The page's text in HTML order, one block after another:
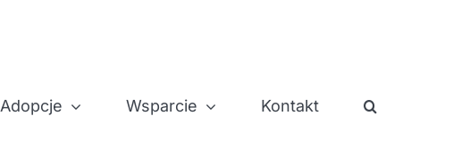
Adopcje Wsparcie Kontakt